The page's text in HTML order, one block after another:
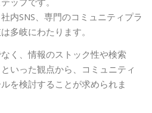
内SNS、専門のコミュニティプラ
多岐にわたります。
く、情報のストック性や検索
いった観点から、コミュニティ
を検討することが求められま